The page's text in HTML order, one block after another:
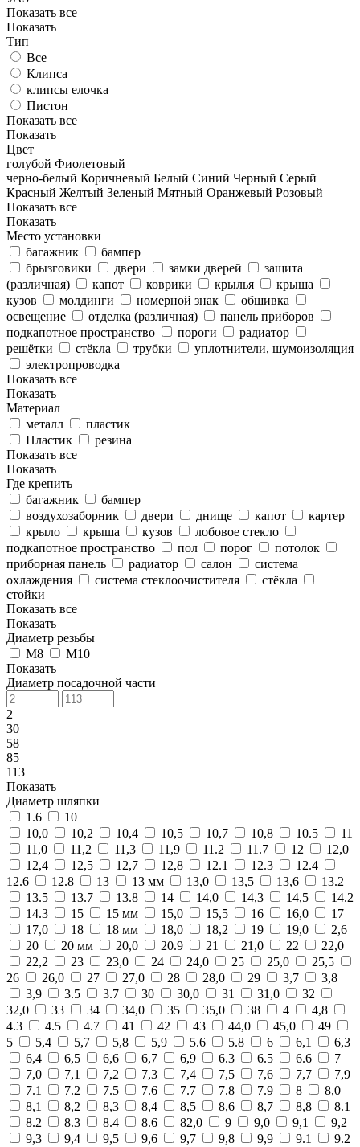
Показать все
Показать
Тип
Все
Клипса
клипсы елочка
Пистон
Показать все
Показать
Цвет
голубой Фиолетовый
черно-белый Коричневый Белый Синий Черный Серый
Красный Желтый Зеленый Мятный Оранжевый Розовый
Показать все
Показать
Место установки
багажник
бампер
брызговики
двери замки дверей
защита
(различная)
капот коврики крылья
крыша
кузов
молдинги номерной знак
обшивка
освещение
отделка (различная)
панель приборов
подкапотное пространство
пороги
радиатор
решётки
стёкла трубки
уплотнители, шумоизоляция
электропроводка
Показать все
Показать
Материал
металл
пластик
Пластик
резина
Показать все
Показать
Где крепить
багажник
бампер
воздухозаборник
двери днище капот
картер
крыло
крыша кузов
лобовое стекло
подкапотное пространство
пол порог
потолок
приборная панель
радиатор салон
система
охлаждения
система стеклоочистителя
стёкла
стойки
Показать все
Показать
Диаметр резьбы
M8
М10
Показать
Диаметр посадочной части
2
30
58
85
113
Показать
Диаметр шляпки
1.6
10
10,0
10,2 10,4 10,5 10,7 10,8 10.5
11
11,0
11,2 11,3 11,9 11.2 11.7 12
12,0
12,4
12,5 12,7 12,8 12.1 12.3
12.4
12.6
12.8 13 13 мм 13,0 13,5 13,6
13.2
13.5
13.7 13.8 14 14,0 14,3 14,5
14.2
14.3
15 15 мм 15,0 15,5 16 16,0
17
17,0
18 18 мм 18,0 18,2 19 19,0
2,6
20
20 мм 20,0 20.9 21 21,0 22
22,0
22,2
23 23,0 24 24,0 25 25,0
25,5
26
26,0 27 27,0 28 28,0 29 3,7
3,8
3,9
3.5 3.7 30 30,0 31 31,0
32
32,0
33 34 34,0 35 35,0 38 4
4,8
4.3
4.5 4.7 41 42 43 44,0 45,0
49
5
5,4 5,7 5,8 5,9 5.6 5.8 6 6,1
6,3
6,4
6,5 6,6 6,7 6,9 6.3 6.5 6.6
7
7,0
7,1 7,2 7,3 7,4 7,5 7,6 7,7
7,9
7.1
7.2 7.5 7.6 7.7 7.8 7.9 8
8,0
8,1
8,2 8,3 8,4 8,5 8,6 8,7 8,8
8.1
8.2
8.3 8.4 8.6 82,0 9 9,0 9,1
9,2
9,3
9,4 9,5 9,6 9,7 9,8 9,9 9.1
9.2